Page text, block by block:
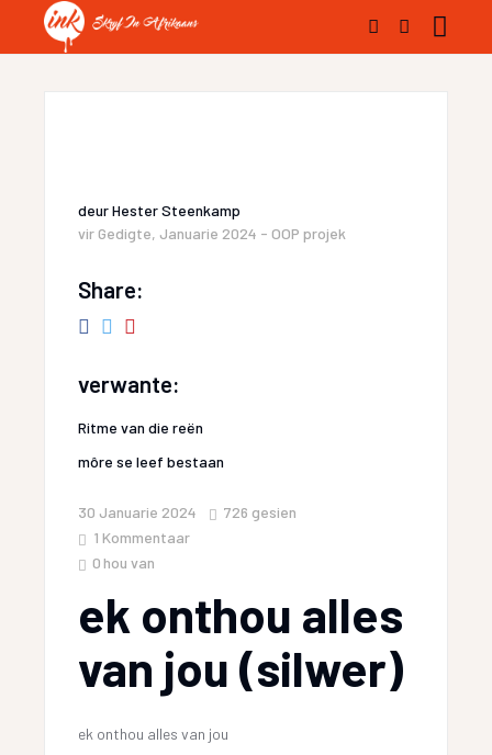
deurHester Steenkamp
vir Gedigte, Januarie 2024 - OOP projek
Share:
verwante:
Ritme van die reën
môre se leef bestaan
30 Januarie 2024 726 gesien
1 Kommentaar
0 hou van
ek onthou alles
van jou (silwer)
ek onthou alles van jou